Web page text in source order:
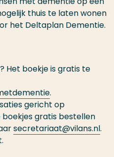
thuis te laten wonen
het Deltaplan Dementie.
Het boekje is gratis te
.
gericht op
gratis bestellen
secretariaat@vilans.nl.